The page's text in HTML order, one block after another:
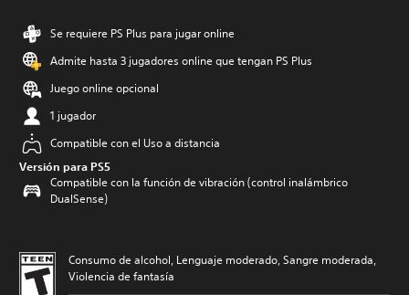
Se requiere PS Plus para jugar online
Admite hasta 3 jugadores online que tengan PS Plus
Juego online opcional
1 jugador
Compatible con el Uso a distancia
Versión para PS5
Compatible con la función de vibración (control inalámbrico
DualSense)
Consumo de alcohol, Lenguaje moderado, Sangre moderada,
Violencia de fantasía